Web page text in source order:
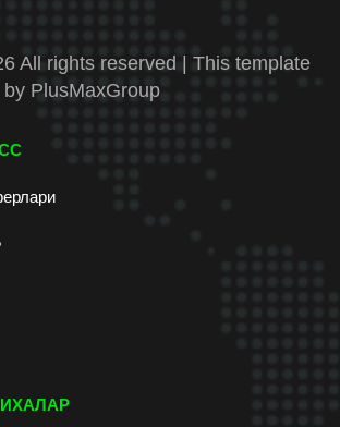
All rights reserved | This template
by PlusMaxGroup